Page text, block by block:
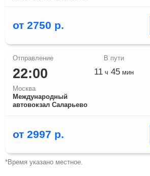
от 2750 р.
22:00
Москва
Международный
автовокзал Саларьево
11 ч 45 мин
от 2997 р.
*Время указано местное.